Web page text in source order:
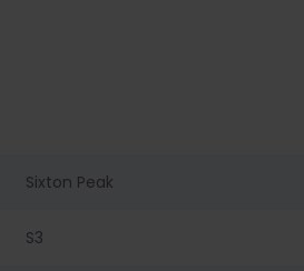
Sixton Peak
S3